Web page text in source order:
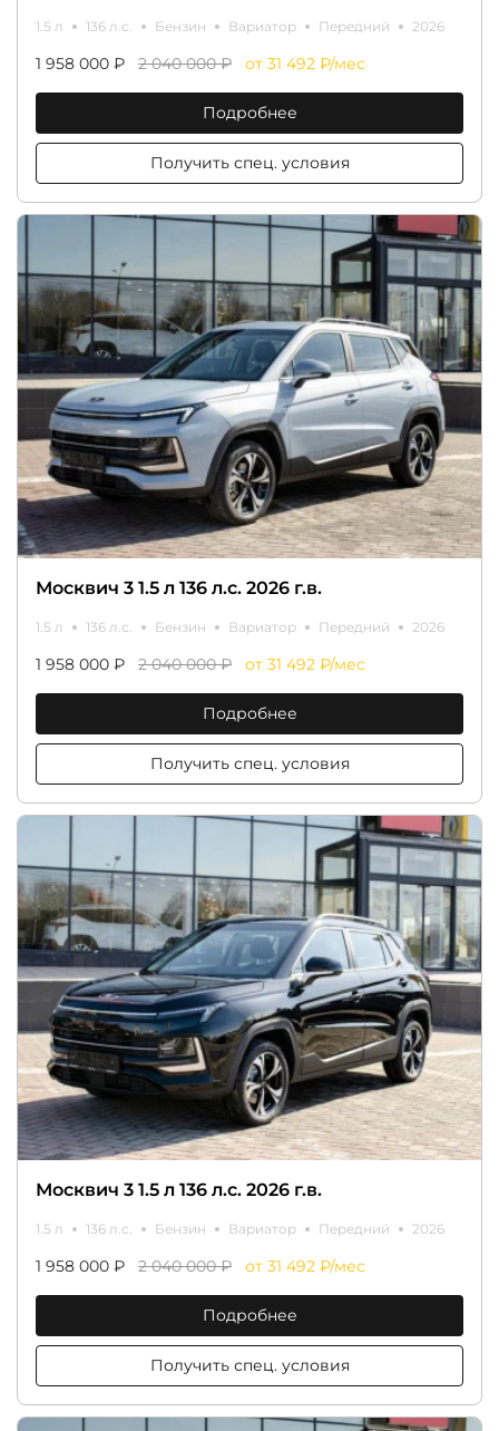
1.5 л 136 л.с. Бензин Вариатор Передний 2026
1 958 000 ₽ 2 040 000 ₽ от 31 492 ₽/мес
Подробнее
Получить спец. условия
Москвич 3 1.5 л 136 л.с. 2026 г.в.
1.5 л 136 л.с. Бензин Вариатор Передний 2026
1 958 000 ₽ 2 040 000 ₽ от 31 492 ₽/мес
Подробнее
Получить спец. условия
Москвич 3 1.5 л 136 л.с. 2026 г.в.
1.5 л 136 л.с. Бензин Вариатор Передний 2026
1 958 000 ₽ 2 040 000 ₽ от 31 492 ₽/мес
Подробнее
Получить спец. условия